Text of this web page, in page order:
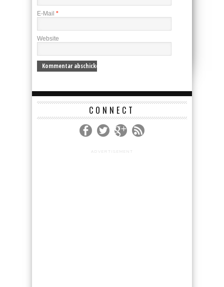
E-Mail *
Website
CONNECT
ADVERTISEMENT